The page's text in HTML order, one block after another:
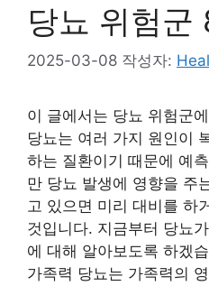
당뇨 위험군
2025-03-08 작성자:
이 글에서는 당뇨 위험군
당뇨는 여러 가지 원인이
하는 질환이기 때문에 예
만 당뇨 발생에 영향을 주
고 있으면 미리 대비를 하
것입니다. 지금부터 당뇨
에 대해 알아보도록 하겠
가족력 당뇨는 가족력의